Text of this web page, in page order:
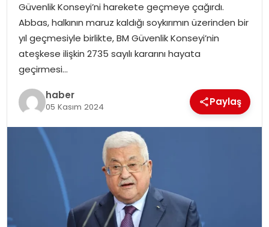
EĞITIM
OTOMOBIL
EKONOMI
Güvenlik Konseyi’ni harekete geçmeye çağırdı.
Abbas, halkının maruz kaldığı soykırımın üzerinden bir
yıl geçmesiyle birlikte, BM Güvenlik Konseyi’nin
ateşkese ilişkin 2735 sayılı kararını hayata
geçirmesi…
haber
05 Kasım 2024 Paylaş